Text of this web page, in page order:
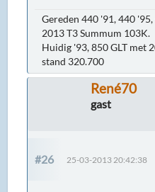
Gereden 440 '91, 440
2013 T3 Summum 103K.
Huidig '93, 850 GLT met
stand 320.700
René70
gast
#26 25-03-2013 20:42:38